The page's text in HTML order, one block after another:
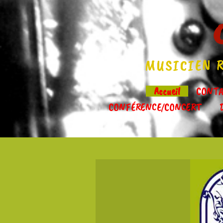
MUSICIEN
Accueil
CONFÉRENCE/CONCERT